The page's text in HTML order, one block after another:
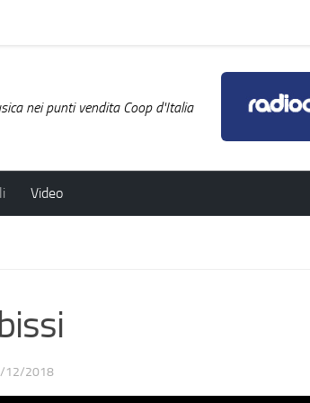
nei punti vendita Coop d'Italia
Video
12/2018